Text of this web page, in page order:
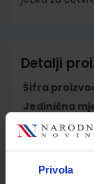
Privola
Detalji
Šifra
Jedinična
Nakladnik